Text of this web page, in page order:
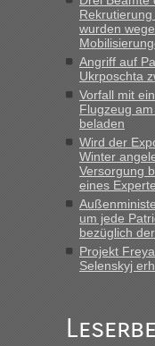
Straßen Kleidung bei
mitnehmen. Es ist
Berichte und
Grenzübergang
schnellsten?
„Wir sind mit
15.6. in Krakovets
Früh. Mit sehr sehr
8 PKW vor der
inBerichte und
Grenzübergang
schnellsten?
„Gestern 6 Stunden
Bernd D-UAin
wurden
Angriff auf
Ukrposchta
Vorfall mit
Flugzeug
beladen
Wird der
Winter
Versorgung
eines
um jede
bezüglich
Projekt
Selenskyj